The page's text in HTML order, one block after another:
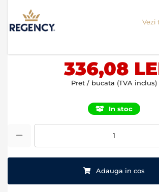
beginning
of
images
Vezi
336,08
Pret / bucata (TVA inclus)
In stoc
Adauga in cos